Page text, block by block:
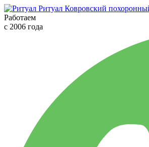
Ритуал Ковровский
Работаем
с 2006 года